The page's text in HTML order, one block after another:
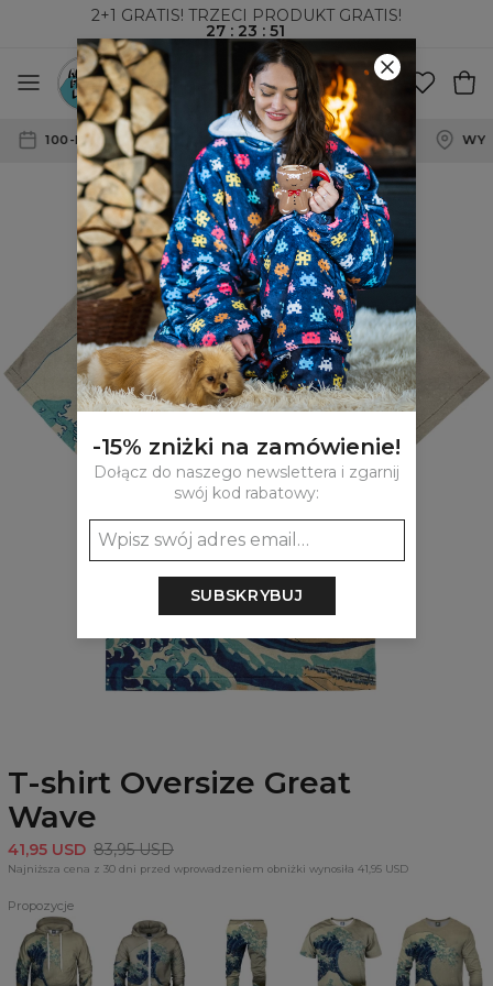
2+1 GRATIS! TRZECI PRODUKT GRATIS!
27: 23 : 50
WYSYŁKA ZA POBRANIEM I DO PACZKOMATÓW
T-shirt Oversize Great
Wave
41,95 USD 83,95 USD
Najniższa cena z 30 dni przed wprowadzeniem obniżki wynosiła 41,95 USD
Propozycje
Bluza
kapturem
Great
Bluza
zamkiem
Great
Spodnie
dresowe
Great
Wave,
shirt
Great
Wave,
Bluza
Great
Wave,
artysty
-15% zniżki na zamówienie!
Dołącz do naszego newslettera i zgarnij
swój kod rabatowy:
SUBSKRYBUJ